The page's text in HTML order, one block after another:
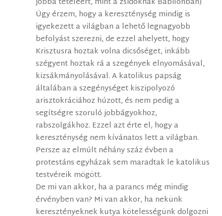
Úgy érzem, hogy a kereszténység mindig is
igyekezett a világban a lehető legnagyobb
befolyást szerezni, de ezzel ahelyett, hogy
Krisztusra hoztak volna dicsőséget, inkább
szégyent hoztak rá a szegények elnyomásával,
kizsákmányolásával. A katolikus papság
általában a szegénységet kiszipolyozó
arisztokráciához húzott, és nem pedig a
segítségre szoruló jobbágyokhoz,
rabszolgákhoz. Ezzel azt érte el, hogy a
kereszténység nem kívánatos lett a világban.
Persze az elmúlt néhány száz évben a
protestáns egyházak sem maradtak le katolikus
testvéreik mögött.
De mi van akkor, ha a parancs még mindig
érvényben van? Mi van akkor, ha nekünk
keresztényeknek kutya kötelességünk dolgozni